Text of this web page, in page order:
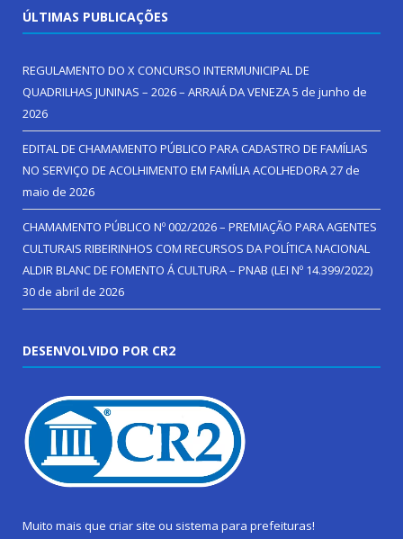
ÚLTIMAS PUBLICAÇÕES
REGULAMENTO DO X CONCURSO INTERMUNICIPAL DE
QUADRILHAS JUNINAS – 2026 – ARRAIÁ DA VENEZA5 de junho de
2026
EDITAL DE CHAMAMENTO PÚBLICO PARA CADASTRO DE FAMÍLIAS
NO SERVIÇO DE ACOLHIMENTO EM FAMÍLIA ACOLHEDORA27 de
maio de 2026
CHAMAMENTO PÚBLICO Nº 002/2026 – PREMIAÇÃO PARA AGENTES
CULTURAIS RIBEIRINHOS COM RECURSOS DA POLÍTICA NACIONAL
ALDIR BLANC DE FOMENTO Á CULTURA – PNAB (LEI Nº 14.399/2022)
30 de abril de 2026
DESENVOLVIDO POR CR2
Muito mais que criar site ou sistema para prefeituras!